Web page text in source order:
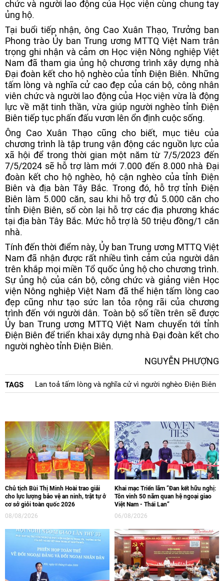
chức và người lao động của Học viện cùng chung tay
ủng hộ.
Tại buổi tiếp nhận, ông Cao Xuân Thạo, Trưởng ban
Phong trào Ủy ban Trung ương MTTQ Việt Nam trân
trọng ghi nhận và cảm ơn Học viện Nông nghiệp Việt
Nam đã tham gia ủng hộ chương trình xây dựng nhà
Đại đoàn kết cho hộ nghèo của tỉnh Điện Biên. Những
tấm lòng và nghĩa cử cao đẹp của cán bộ, công nhân
viên chức và người lao động của Học viện vừa là động
lực về mặt tinh thần, vừa giúp người nghèo tỉnh Điện
Biên tiếp tục phấn đấu vươn lên ổn định cuộc sống.
Ông Cao Xuân Thạo cũng cho biết, mục tiêu của
chương trình là tập trung vận động các nguồn lực của
xã hội để trong thời gian một năm từ 7/5/2023 đến
7/5/2024 sẽ hỗ trợ làm mới 7.000 đến 8.000 nhà Đại
đoàn kết cho hộ nghèo, hộ cận nghèo của tỉnh Điện
Biên và địa bàn Tây Bắc. Trong đó, hỗ trợ tỉnh Điện
Biên làm 5.000 căn, sau khi hỗ trợ đủ 5.000 căn cho
tỉnh Điện Biên, số còn lại hỗ trợ các địa phương khác
tại địa bàn Tây Bắc. Mức hỗ trợ là 50 triệu đồng/1 căn
nhà.
Tính đến thời điểm này, Ủy ban Trung ương MTTQ Việt
Nam đã nhận được rất nhiều tình cảm của người dân
trên khắp mọi miền Tổ quốc ủng hộ cho chương trình.
Sự ủng hộ của cán bộ, công chức và giảng viên Học
viện Nông nghiệp Việt Nam đã thể hiện tấm lòng cao
đẹp cũng như tạo sức lan tỏa rộng rãi của chương
trình đến với người dân. Toàn bộ số tiền trên sẽ được
Ủy ban Trung ương MTTQ Việt Nam chuyển tới tỉnh
Điện Biên để triển khai xây dựng nhà Đại đoàn kết cho
người nghèo tỉnh Điện Biên.
NGUYỄN PHƯỢNG
TAGS Lan toả tấm lòng và nghĩa cử vì người nghèo Điện Biên
Chủ tịch Bùi Thị Minh Hoài trao giải
cho lực lượng bảo vệ an ninh, trật tự ở
cơ sở giỏi toàn quốc 2026
08/08/2026
Khai mạc Triển lãm “Đan kết hữu nghị:
Tôn vinh 50 năm quan hệ ngoại giao
Việt Nam - Thái Lan“
06/08/2026